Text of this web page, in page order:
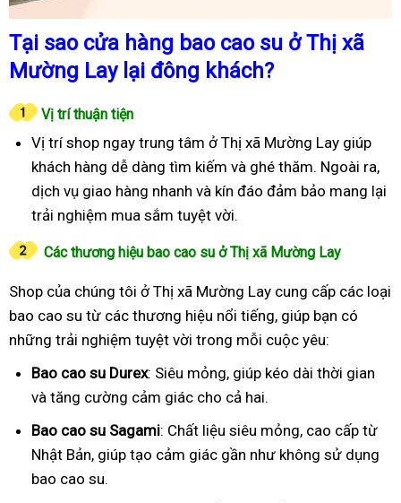
Tại sao cửa hàng bao cao su ở Thị xã
Mường Lay lại đông khách?
Vị trí thuận tiện
Vị trí shop ngay trung tâm ở Thị xã Mường Lay giúp
khách hàng dễ dàng tìm kiếm và ghé thăm. Ngoài ra,
dịch vụ giao hàng nhanh và kín đáo đảm bảo mang lại
trải nghiệm mua sắm tuyệt vời.
Các thương hiệu bao cao su ở Thị xã Mường Lay
Shop của chúng tôi ở Thị xã Mường Lay cung cấp các loại
bao cao su từ các thương hiệu nổi tiếng, giúp bạn có
những trải nghiệm tuyệt vời trong mỗi cuộc yêu:
Bao cao su Durex: Siêu mỏng, giúp kéo dài thời gian
và tăng cường cảm giác cho cả hai.
Bao cao su Sagami: Chất liệu siêu mỏng, cao cấp từ
Nhật Bản, giúp tạo cảm giác gần như không sử dụng
bao cao su.